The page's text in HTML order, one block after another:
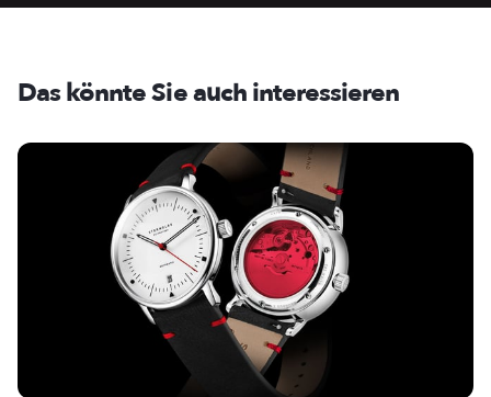
Das könnte Sie auch interessieren